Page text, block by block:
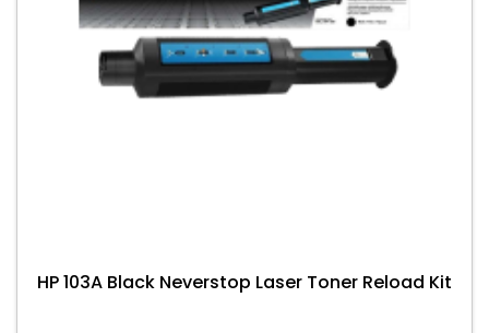
HP 103A Black Neverstop Laser Toner Reload Kit